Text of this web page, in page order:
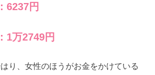
6237円
1万2749円
り、女性のほうがお金をかけている